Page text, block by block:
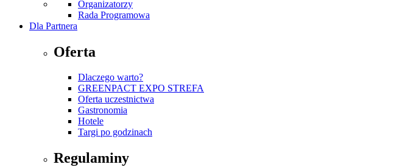
Organizatorzy
Rada Programowa
Dla Partnera
Oferta
Dlaczego warto?
GREENPACT EXPO STREFA
Oferta uczestnictwa
Gastronomia
Hotele
Targi po godzinach
Regulaminy